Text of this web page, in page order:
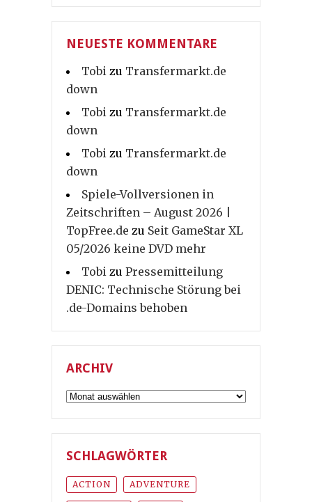
NEUESTE KOMMENTARE
Tobi zu Transfermarkt.de
down
Tobi zu Transfermarkt.de
down
Tobi zu Transfermarkt.de
down
Spiele-Vollversionen in
Zeitschriften – August 2026 |
TopFree.de zu Seit GameStar XL
05/2026 keine DVD mehr
Tobi zu Pressemitteilung
DENIC: Technische Störung bei
.de-Domains behoben
ARCHIV
Archiv
SCHLAGWÖRTER
ACTION ADVENTURE